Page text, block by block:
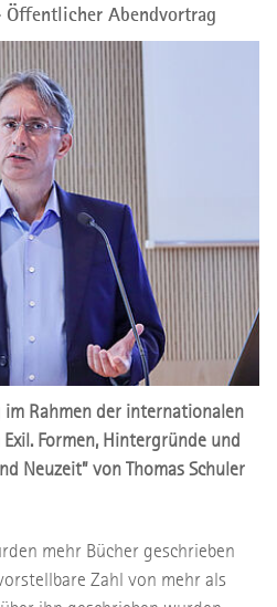
Öffentlicher Abendvortrag
Rahmen der internationalen
Formen, Hintergründe und
Neuzeit” von Thomas Schuler
mehr Bücher geschrieben
Zahl von mehr als